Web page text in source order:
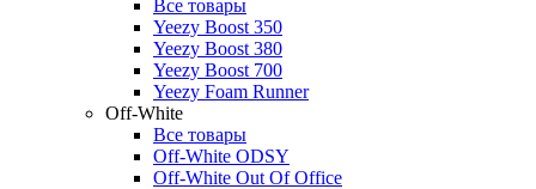
Все товары
Yeezy Boost 350
Yeezy Boost 380
Yeezy Boost 700
Yeezy Foam Runner
Off-White
Все товары
Off-White ODSY
Off-White Out Of Office